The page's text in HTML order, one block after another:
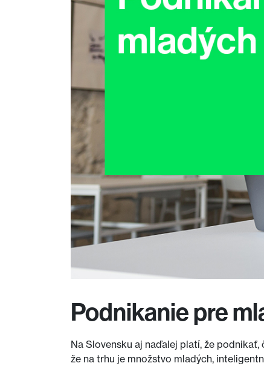
Podnikanie pre
Na Slovensku aj naďalej platí, že
že na trhu je množstvo mladých,